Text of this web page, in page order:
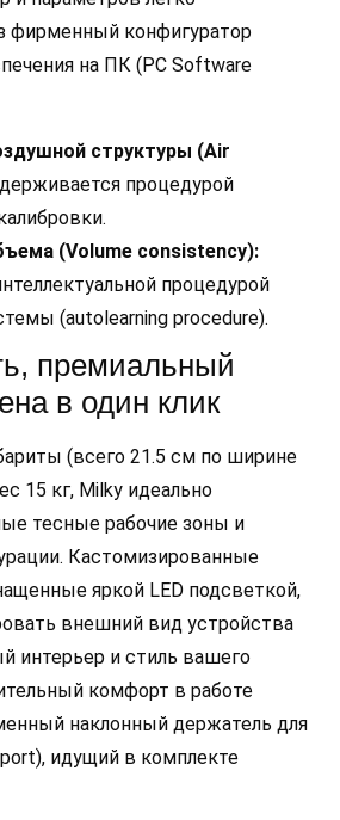
фирменный конфигуратор
на ПК (PC Software
структуры (Air
процедурой
(Volume consistency):
процедурой
(autolearning procedure).
премиальный
в один клик
(всего 21.5 см по ширине
15 кг, Milky идеально
тесные рабочие зоны и
Кастомизированные
яркой LED подсветкой,
внешний вид устройства
интерьер и стиль вашего
комфорт в работе
наклонный держатель для
идущий в комплекте